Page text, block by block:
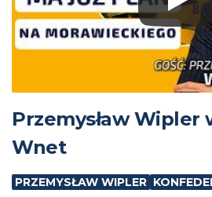
Przemysław Wipler
Wnet
PRZEMYSŁAW WIPLER